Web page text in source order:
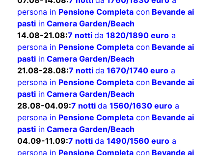
pastiinCamera Garden/Beach
07.08-14.08: 7 nottida1760/1830 euro
persona inPensione Completacon Bevande ai
pastiinCamera Garden/Beach
14.08-21.08: 7 nottida1820/1890 euro
persona inPensione Completacon Bevande ai
pastiinCamera Garden/Beach
21.08-28.08: 7 nottida1670/1740 euro
persona in Pensione CompletaconBevande ai
pastiinCamera Garden/Beach
28.08-04.09:7 nottida1560/1630 euro
persona inPensione Completacon Bevande ai
pastiinCamera Garden/Beach